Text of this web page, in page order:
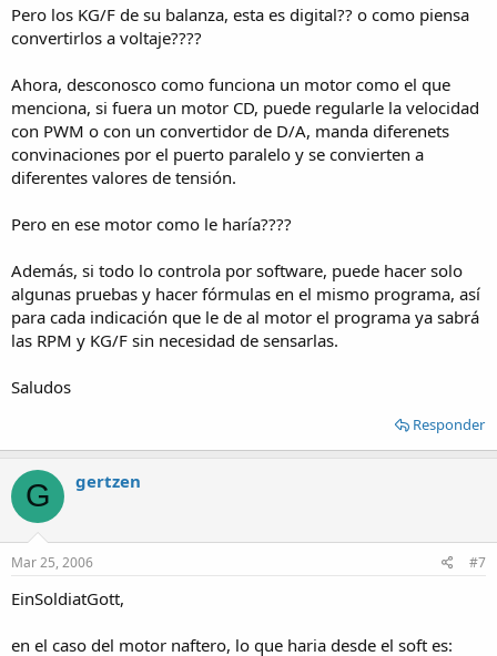
Pero los KG/F de su balanza, esta es digital?? o como piensa
convertirlos a voltaje????
Ahora, desconosco como funciona un motor como el que
menciona, si fuera un motor CD, puede regularle la velocidad
con PWM o con un convertidor de D/A, manda diferenets
convinaciones por el puerto paralelo y se convierten a
diferentes valores de tensión.
Pero en ese motor como le haría????
Además, si todo lo controla por software, puede hacer solo
algunas pruebas y hacer fórmulas en el mismo programa, así
para cada indicación que le de al motor el programa ya sabrá
las RPM y KG/F sin necesidad de sensarlas.
Saludos
Responder
G gertzen
Mar 25, 2006 #7
EinSoldiatGott,
en el caso del motor naftero, lo que haria desde el soft es: